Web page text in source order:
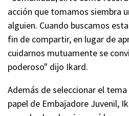
acción que tomamos siembra
alguien. Cuando buscamos
fin de compartir, en lugar de
cuidarnos mutuamente se
poderoso" dijo Ikard.
Además de seleccionar el
papel de Embajadore Juvenil,